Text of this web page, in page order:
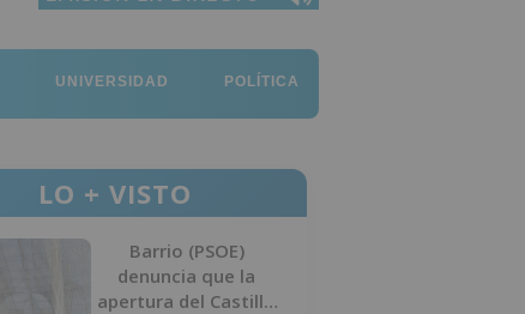
UNIVERSIDAD POLÍTICA
LO + VISTO
Barrio (PSOE)
denuncia que la
apertura del Castillo